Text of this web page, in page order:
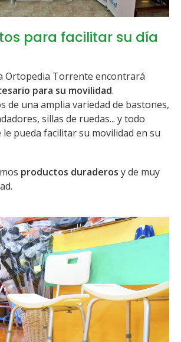
para facilitar su día
Ortopedia Torrente encontrará
para su movilidad.
de una amplia variedad de bastones,
sillas de ruedas... y todo
le pueda facilitar su movilidad en su
productos duraderos y de muy